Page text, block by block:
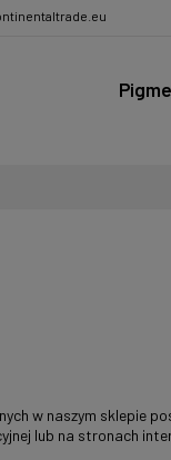
w naszym sklepie
lub na stronach